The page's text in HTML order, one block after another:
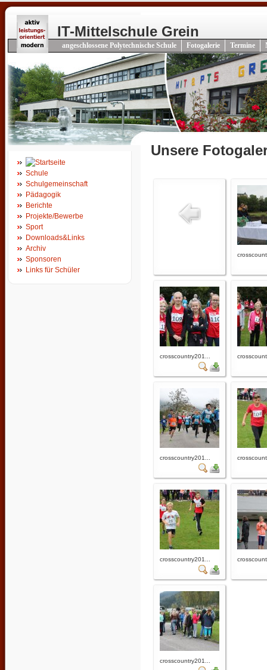
IT-Mittelschule Grein
angeschlossene Polytechnische Schule Fotogalerie Termine
Schule
Schulgemeinschaft
Pädagogik
Berichte
Projekte/Bewerbe
Sport
Downloads&Links
Archiv
Sponsoren
Links für Schüler
Unsere
crosscountry201...
crosscountry201...
crosscountry201...
crosscountry201...